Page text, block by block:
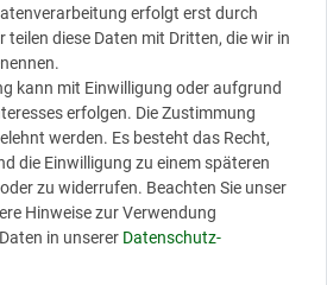
somit ist jegliche Haftung
Kein Teil
darf ohne ausdrückliche
von Marina Müller
Form reproduziert
elektronischer
vervielfältigt oder
Alle hier genannten
erfolgt erst durch
teilen diese Daten mit Dritten, die wir in
kann mit Einwilligung oder aufgrund
erfolgen. Die Zustimmung
werden. Es besteht das Recht,
die Einwilligung zu einem späteren
zu widerrufen. Beachten Sie unser
Hinweise zur Verwendung
in unserer Daten­schutz­